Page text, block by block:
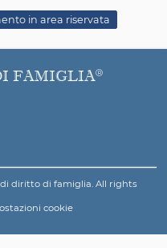
compiuti senza
presenza (violenza
si riferisce al rinnovato
(nel testo di cui
sessuali compiuti in
- e che altro non è se
presenza di un
del vecchio art.
si parla di violenza
anche altre ipotesi di